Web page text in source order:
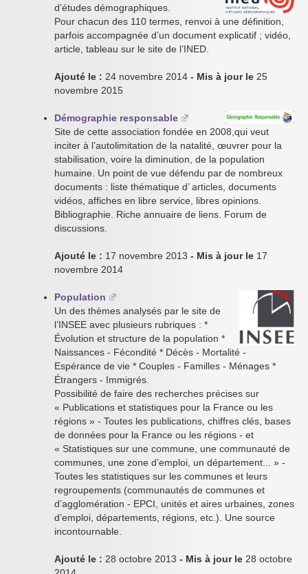
d’études démographiques.
Pour chacun des 110 termes, renvoi à une définition,
parfois accompagnée d’un document explicatif ; vidéo,
article, tableau sur le site de l’INED.
Ajouté le : 24 novembre 2014 - Mis à jour le 25
novembre 2015
Démographie responsable
Site de cette association fondée en 2008,qui veut
inciter à l’autolimitation de la natalité, œuvrer pour la
stabilisation, voire la diminution, de la population
humaine. Un point de vue défendu par de nombreux
documents : liste thématique d’ articles, documents
vidéos, affiches en libre service, libres opinions.
Bibliographie. Riche annuaire de liens. Forum de
discussions.
Ajouté le : 17 novembre 2013 - Mis à jour le 17
novembre 2014
Population
Un des thèmes analysés par le site de
l’INSEE avec plusieurs rubriques : *
Évolution et structure de la population *
Naissances - Fécondité * Décès - Mortalité -
Espérance de vie * Couples - Familles - Ménages *
Étrangers - Immigrés.
Possibilité de faire des recherches précises sur
« Publications et statistiques pour la France ou les
régions » - Toutes les publications, chiffres clés, bases
de données pour la France ou les régions - et
« Statistiques sur une commune, une communauté de
communes, une zone d’emploi, un département... » -
Toutes les statistiques sur les communes et leurs
regroupements (communautés de communes et
d’agglomération - EPCI, unités et aires urbaines, zones
d’emploi, départements, régions, etc.). Une source
incontournable.
Ajouté le : 28 octobre 2013 - Mis à jour le 28 octobre